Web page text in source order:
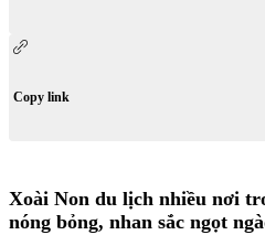
Copy link
Xoài Non du lịch nhiều nơi
nóng bỏng, nhan sắc ngọt